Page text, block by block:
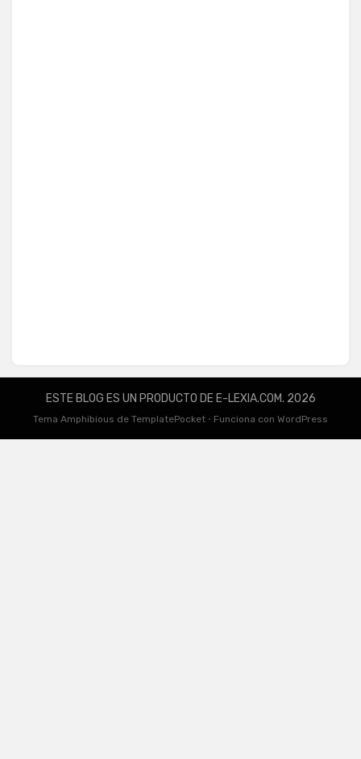
ESTE BLOG ES UN PRODUCTO DE E-LEXIA.COM. 2026
Tema Amphibious de TemplatePocket ⋅ Funciona con WordPress